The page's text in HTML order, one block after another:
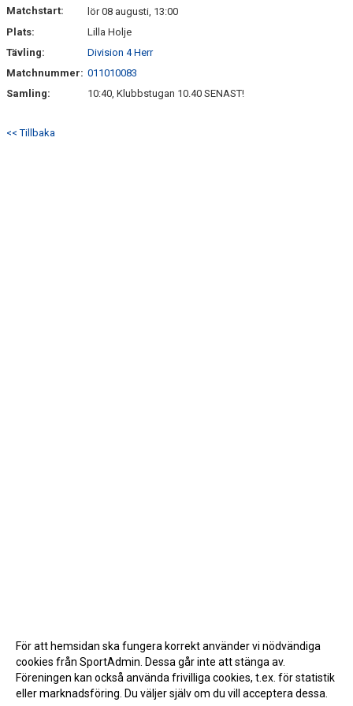
MATCHER
DOKUMENT
Matchstart:
lör 08 augusti, 13:00
Plats:
Lilla Holje
Tävling:
Division 4 Herr
Matchnummer: 011010083
Samling:
10:40, Klubbstugan 10.40 SENAST!
<< Tillbaka
För att hemsidan ska fungera korrekt använder vi nödvändiga
cookies från SportAdmin. Dessa går inte att stänga av.
Föreningen kan också använda frivilliga cookies, t.ex. för statistik
eller marknadsföring. Du väljer själv om du vill acceptera dessa.